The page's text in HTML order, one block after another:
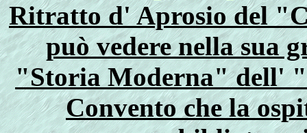
Ritratto d' Aprosio del
può vedere nella sua
"Storia Moderna" dell'
Convento che la